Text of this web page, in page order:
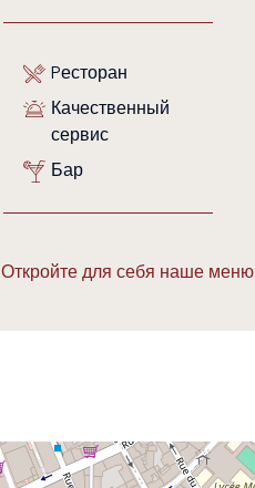
Откройте для себя наше меню
Pесторан
Качественный
сервис
Бар